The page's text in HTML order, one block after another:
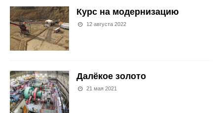
Курс на модернизацию
12 августа 2022
Далёкое золото
21 мая 2021